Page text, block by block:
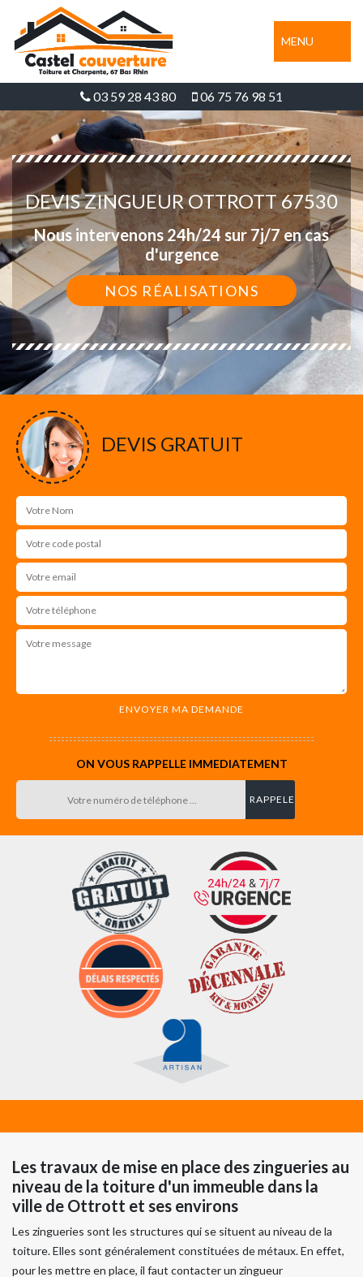
MENU
03 59 28 43 80 06 75 76 98 51
DEVIS ZINGUEUR OTTROTT 67530
Nous intervenons 24h/24 sur 7j/7 en cas
d'urgence
NOS RÉALISATIONS
DEVIS GRATUIT
ON VOUS RAPPELLE IMMEDIATEMENT
Les travaux de mise en place des zingueries au
niveau de la toiture d'un immeuble dans la
ville de Ottrott et ses environs
Les zingueries sont les structures qui se situent au niveau de la
toiture. Elles sont généralement constituées de métaux. En effet,
pour les mettre en place, il faut contacter un zingueur